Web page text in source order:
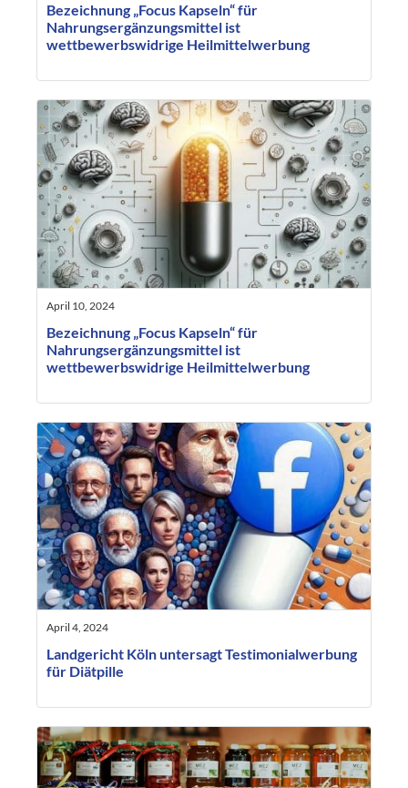
Bezeichnung „Focus Kapseln“ für
Nahrungsergänzungsmittel ist
wettbewerbswidrige Heilmittelwerbung
April 10, 2024
Bezeichnung „Focus Kapseln“ für
Nahrungsergänzungsmittel ist
wettbewerbswidrige Heilmittelwerbung
April 4, 2024
Landgericht Köln untersagt Testimonialwerbung
für Diätpille